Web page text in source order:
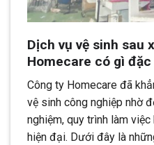
Dịch vụ vệ sinh sau
Homecare có gì đặc
Công ty Homecare đã
vệ sinh công nghiệp nhờ
nghiệm, quy trình làm
hiện đại. Dưới đây là